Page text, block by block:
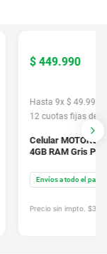
449.990
Hasta9x$ 49 .998sin
cuotas fijas de $
Celular MOTOROLA
4GB RAM Gris
Envíos a todo el país
Precio sin impto. $355.492